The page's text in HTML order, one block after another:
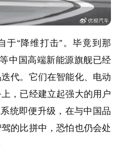
于“降维打击”。毕竟到那
中国高端新能源旗舰已经
代。它们在智能化、电动
，已经建立起强大的用户
统即便升级，在与中国品
的比拼中，恐怕也仍会处